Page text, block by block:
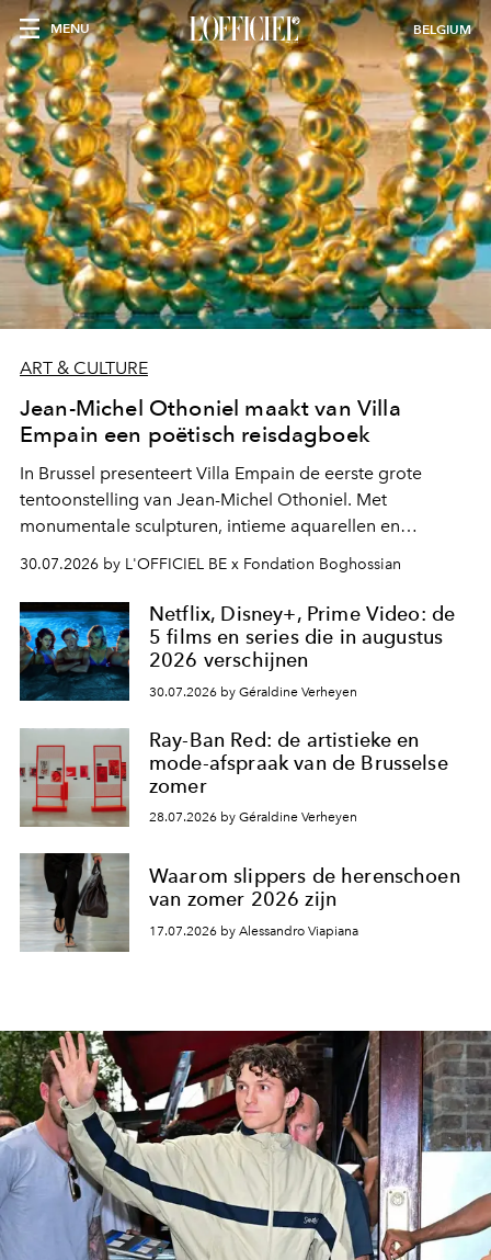
MENU BELGIUM
ART & CULTURE
Jean-Michel Othoniel maakt van Villa
Empain een poëtisch reisdagboek
In Brussel presenteert Villa Empain de eerste grote
tentoonstelling van Jean-Michel Othoniel. Met
monumentale sculpturen, intieme aquarellen en
fonkelend Murano-glas creëert de Franse kunstenaar
een emotionele reis waarin elk werk de herinnering
oproept aan een ontmoeting, een bestemming of een
moment van verwondering.
30.07.2026 by L'OFFICIEL BE x Fondation Boghossian
Netflix, Disney+, Prime Video: de
5 films en series die in augustus
2026 verschijnen
30.07.2026 by Géraldine Verheyen
Ray-Ban Red: de artistieke en
mode-afspraak van de Brusselse
zomer
28.07.2026 by Géraldine Verheyen
Waarom slippers de herenschoen
van zomer 2026 zijn
17.07.2026 by Alessandro Viapiana